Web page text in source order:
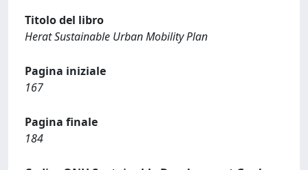
Titolo del libro
Herat Sustainable Urban Mobility Plan
Pagina iniziale
167
Pagina finale
184